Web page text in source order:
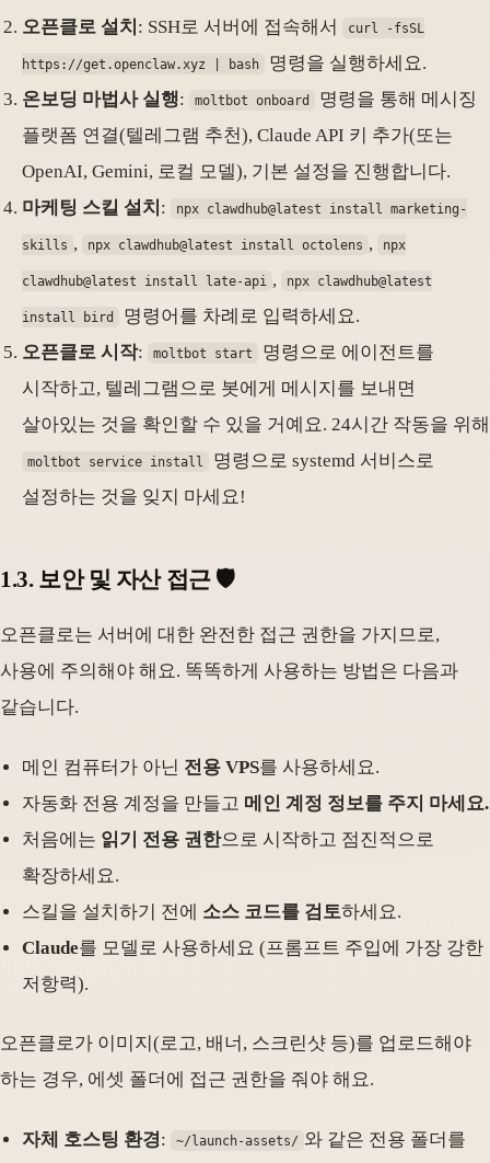
오픈클로 설치 : SSH로 서버에 접속해서 curl -fsSL
https://get.openclaw.xyz | bash
명령을 실행하세요.
온보딩 마법사 실행: moltbot onboard
명령을 통해 메시징
플랫폼 연결(텔레그램 추천), Claude API 키 추가(또는
OpenAI, Gemini, 로컬 모델), 기본 설정을 진행합니다.
마케팅 스킬 설치 : npx clawdhub@latest install marketing-
skills , npx clawdhub@latest install octolens , npx
clawdhub@latest install late-api , npx clawdhub@latest
install bird
명령어를 차례로 입력하세요.
오픈클로 시작: moltbot start
명령으로 에이전트를
시작하고, 텔레그램으로 봇에게 메시지를 보내면
살아있는 것을 확인할 수 있을 거예요. 24시간 작동을 위해
moltbot service install
명령으로 systemd 서비스로
설정하는 것을 잊지 마세요!
1.3. 보안 및 자산 접근 🛡️
오픈클로는 서버에 대한 완전한 접근 권한을 가지므로,
사용에 주의해야 해요. 똑똑하게 사용하는 방법은 다음과
같습니다.
메인 컴퓨터가 아닌 전용 VPS를 사용하세요.
자동화 전용 계정을 만들고 메인 계정 정보를 주지 마세요.
처음에는 읽기 전용 권한으로 시작하고 점진적으로
확장하세요.
스킬을 설치하기 전에 소스 코드를 검토하세요.
Claude를 모델로 사용하세요 (프롬프트 주입에 가장 강한
저항력).
오픈클로가 이미지(로고, 배너, 스크린샷 등)를 업로드해야
하는 경우, 에셋 폴더에 접근 권한을 줘야 해요.
자체 호스팅 환경: ~/launch-assets/ 와 같은 전용 폴더를